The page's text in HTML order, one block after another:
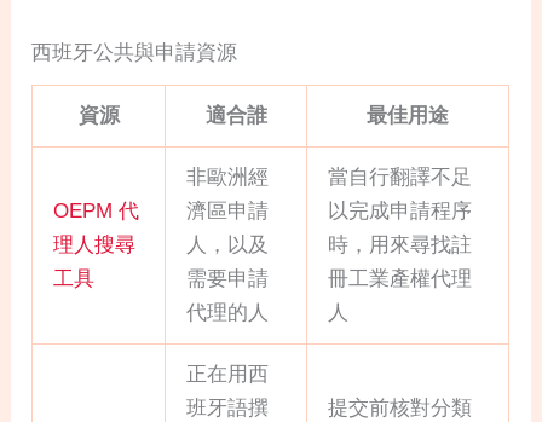
西班牙公共與申請資源
資源 適合誰 最佳用途
OEPM 代
理人搜尋
工具
非歐洲經
濟區申請
人，以及
需要申請
代理的人
當自行翻譯不足
以完成申請程序
時，用來尋找註
冊工業產權代理
人
正在用西
班牙語撰
提交前核對分類